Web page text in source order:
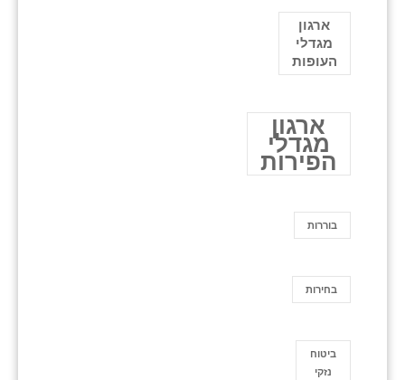
ארגון
מגדלי
העופות
ארגון
מגדלי
הפירות
בוררות
בחירות
ביטוח
נזקי